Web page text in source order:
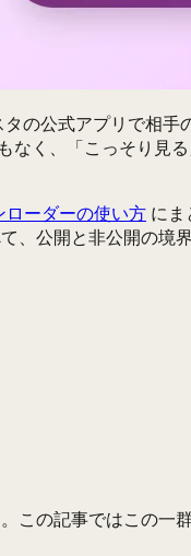
の公式アプリで相
く、「こっそり見
ーダーの使い方 にま
公開と非公開の境
この記事ではこの一